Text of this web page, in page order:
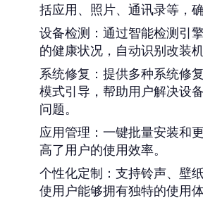
括应用、照片、通讯录等，
设备检测： 通过智能检测引
的健康状况，自动识别改装
系统修复： 提供多种系统修
模式引导，帮助用户解决设
问题。
应用管理： 一键批量安装和
高了用户的使用效率。
个性化定制： 支持铃声、壁
使用户能够拥有独特的使用体